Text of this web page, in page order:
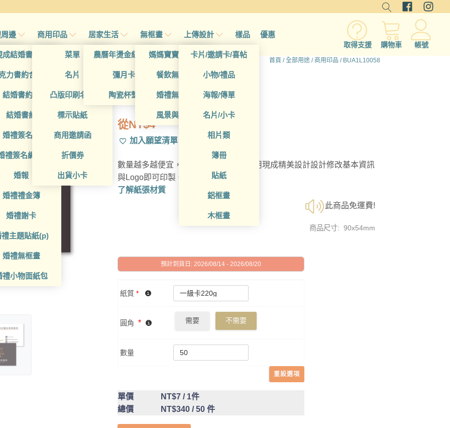
邊
成結婚書約夾
力書約含木座
結婚書約組
結婚書約
婚禮簽名簿
禮簽名綢(p)
婚報
婚禮禮金簿
婚禮謝卡
禮主題貼紙(p)
婚禮無框畫
禮小物面紙包
商用印品
菜單
名片
凸版印刷名片
標示貼紙
商用邀請函
折價券
出貨小卡
居家生活
農曆年燙金紅包袋
彌月卡
陶瓷杯墊
無框畫
媽媽寶寶無框畫
餐飲無框畫
婚禮無框畫
風景與藝術
上傳設計
卡片/邀請卡/喜帖
小物/禮品
海報/傳單
名片/小卡
相片類
簿冊
貼紙
鋁框畫
木框畫
樣品 優惠
取得支援 購物車 帳號
首頁 /全部用途 / 商用印品 / BUA1L10058
BUA1L10058
從NT$4
加入願望清單
數量越多越便宜，多種材質可選擇；利用現成精美設計設計修改基本資訊
與Logo即可印製。
了解紙張材質
此商品免運費!
商品尺寸: 90x54mm
預計到貨日: 2026/08/14 - 2026/08/20
紙質 *
圓角 * 需要 不需要
數量
重設選項
單價 NT$7 / 1件
總價
NT$340 / 50 件